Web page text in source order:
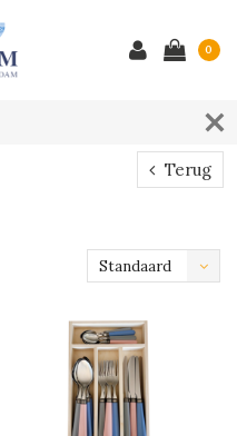
0
Terug
Standaard